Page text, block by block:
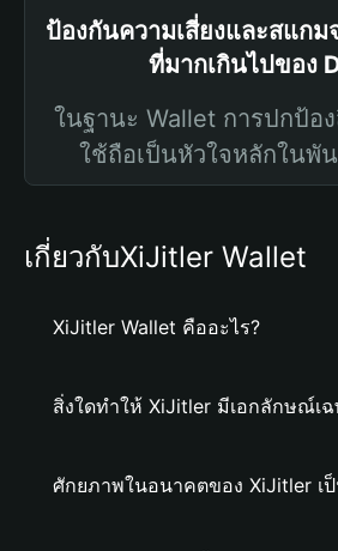
ป้องกันความเสี่ยงและสแก
ที่มากเกินไปของ
ในฐานะ Wallet การปกป้อ
ใช้ถือเป็นหัวใจหลักในพั
เกี่ยวกับXiJitler Wallet
XiJitler Wallet คืออะไร?
สิ่งใดทำให้ XiJitler มีเอกลักษณ์เ
ศักยภาพในอนาคตของ XiJitler เป็